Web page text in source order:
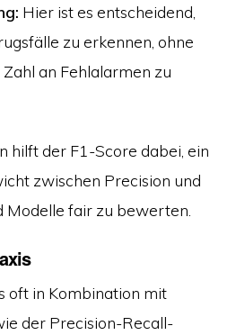
Hier ist es entscheidend,
zu erkennen, ohne
an Fehlalarmen zu
hilft der F1-Score dabei, ein
zwischen Precision und
Modelle fair zu bewerten.
oft in Kombination mit
der Precision-Recall-